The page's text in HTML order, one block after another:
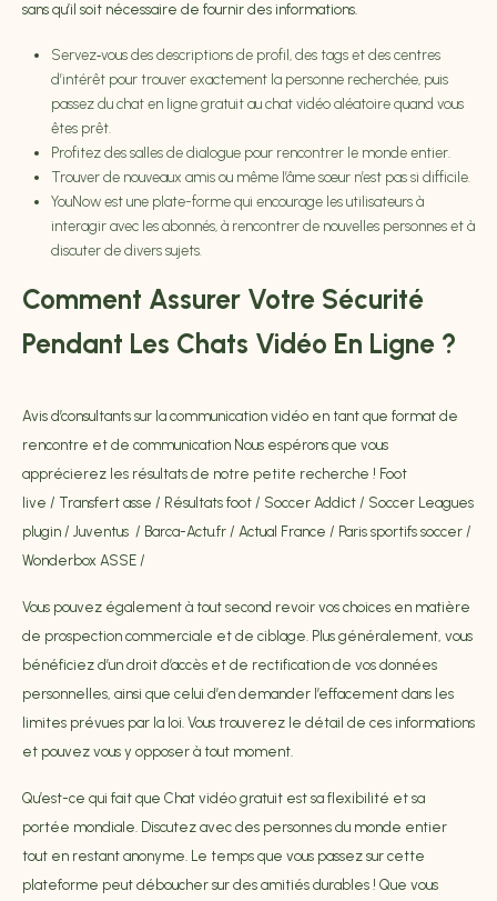
sans qu’il soit nécessaire de fournir des informations.
Servez‑vous des descriptions de profil, des tags et des centres
d’intérêt pour trouver exactement la personne recherchée, puis
passez du chat en ligne gratuit au chat vidéo aléatoire quand vous
êtes prêt.
Profitez des salles de dialogue pour rencontrer le monde entier.
Trouver de nouveaux amis ou même l’âme sœur n’est pas si difficile.
YouNow est une plate-forme qui encourage les utilisateurs à
interagir avec les abonnés, à rencontrer de nouvelles personnes et à
discuter de divers sujets.
Comment Assurer Votre Sécurité
Pendant Les Chats Vidéo En Ligne ?
Avis d’consultants sur la communication vidéo en tant que format de
rencontre et de communication Nous espérons que vous
apprécierez les résultats de notre petite recherche ! Foot
live / Transfert asse / Résultats foot / Soccer Addict / Soccer Leagues
plugin / Juventus / Barca-Actu.fr / Actual France / Paris sportifs soccer /
Wonderbox ASSE /
Vous pouvez également à tout second revoir vos choices en matière
de prospection commerciale et de ciblage. Plus généralement, vous
bénéficiez d’un droit d’accès et de rectification de vos données
personnelles, ainsi que celui d’en demander l’effacement dans les
limites prévues par la loi. Vous trouverez le détail de ces informations
et pouvez vous y opposer à tout moment.
Qu’est-ce qui fait que Chat vidéo gratuit est sa flexibilité et sa
portée mondiale. Discutez avec des personnes du monde entier
tout en restant anonyme. Le temps que vous passez sur cette
plateforme peut déboucher sur des amitiés durables ! Que vous